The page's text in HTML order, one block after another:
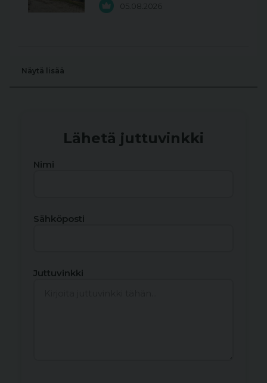
05.08.2026
Näytä lisää
Lähetä juttuvinkki
Nimi
Sähköposti
Juttuvinkki